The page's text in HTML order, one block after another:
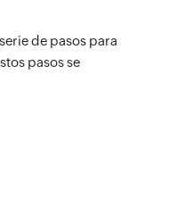
de pasos para
pasos se